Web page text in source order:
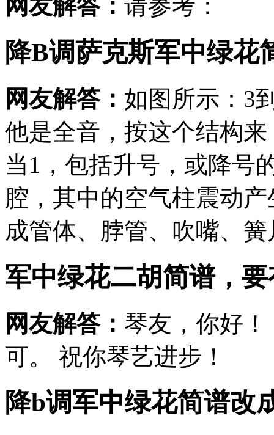
网友解答： 请参考：
降B调萨克斯军中绿花
网友解答： 如图所示：3
他是全音，按这个结构
当1，包括升号，或降号
腔，其中的空气柱震动
成管体、脖管、吹嘴、
军中绿花二胡简谱，
网友解答： 琴友，你好
可。 祝你琴艺进步！
降b调军中绿花简谱改